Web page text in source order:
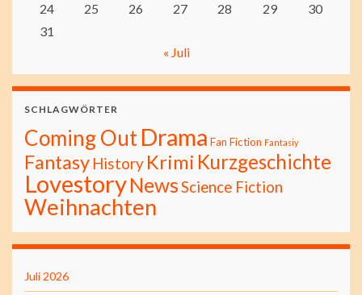
24 25 26 27 28 29
30
31
« Juli
SCHLAGWÖRTER
Coming OutDrama Fan Fiction Fantasiy
Fantasy History Krimi Kurzgeschichte
LovestoryNewsScience Fiction
Weihnachten
Juli 2026